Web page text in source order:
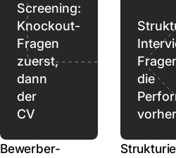
Screening:
Knockout-
Fragen
zuerst,
dann
der
CV
Bewerber-
die